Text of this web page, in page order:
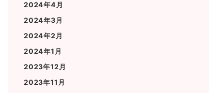
2024年4月
2024年3月
2024年2月
2024年1月
2023年12月
2023年11月